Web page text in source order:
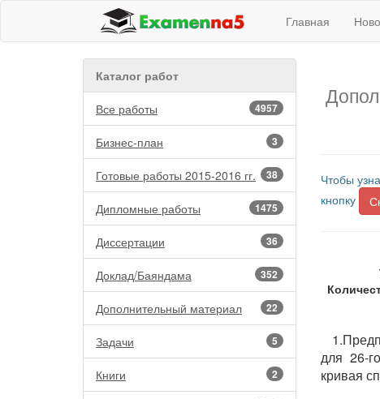
Главная
Каталог работ
4957
Все работы
3
Бизнес-план
38
Готовые работы 2015-2016 гг.
1475
Дипломные работы
36
Диссертации
352
Доклад/Баяндама
22
Дополнительный материал
5
Задачи
2
Книги
Чтобы
кнопку
для 26-
кривая